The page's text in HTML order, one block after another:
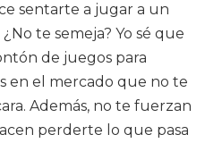
sentarte a jugar a un
te semeja? Yo sé que
de juegos para
en el mercado que no te
Además, no te fuerzan
perderte lo que pasa